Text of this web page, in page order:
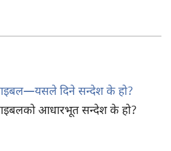
दिने सन्देश के हो?
आधारभूत सन्देश के हो?